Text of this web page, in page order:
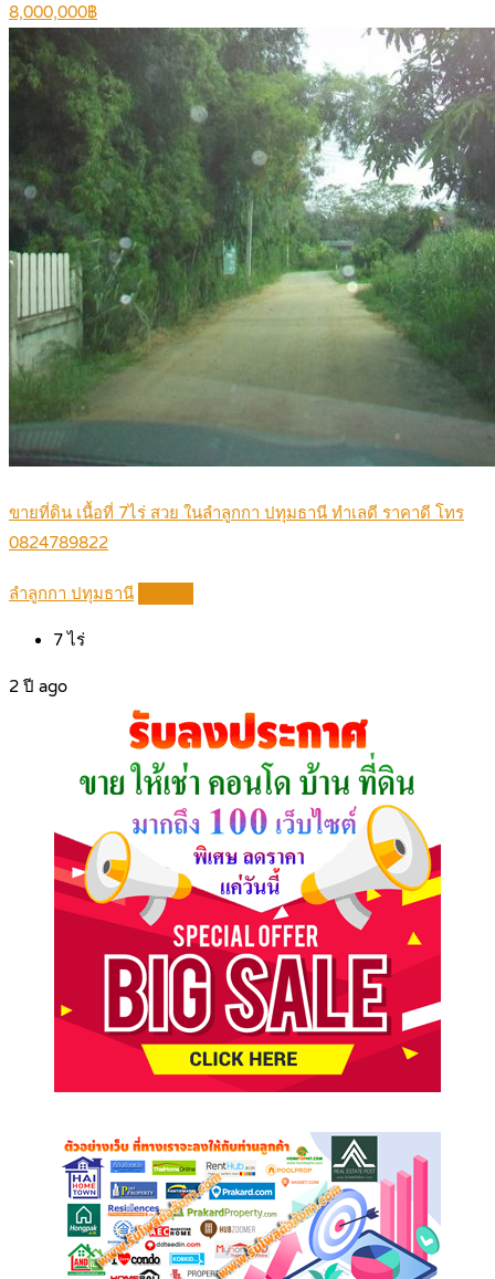
8,000,000฿
ขายที่ดิน เนื้อที่ 7ไร่ สวย ในลำลูกกา ปทุมธานี ทำเลดี ราคาดี โทร
0824789822
ลำลูกกา ปทุมธานี
7 ไร่
2 ปี ago